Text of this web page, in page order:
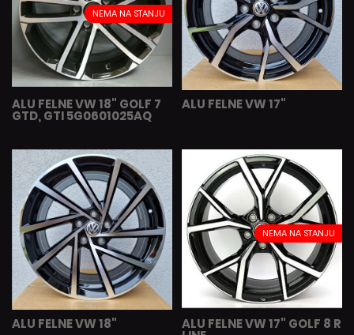
NEMA NA STANJU
ALU FELNE VW 18" GOLF 7
GTD, GTI 5G0601025AQ
ALU FELNE VW 17"
ALU FELNE VW 18"
NEMA NA STANJU
ALU FELNE VW 17" GOLF 8 R